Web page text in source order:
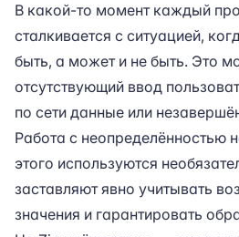
В какой-то момент каждый
сталкивается с ситуацией,
быть, а может и не быть. Это
отсутствующий ввод
по сети данные или
Работа с неопределённостью
этого используются
заставляют явно учитывать
значения и гарантировать